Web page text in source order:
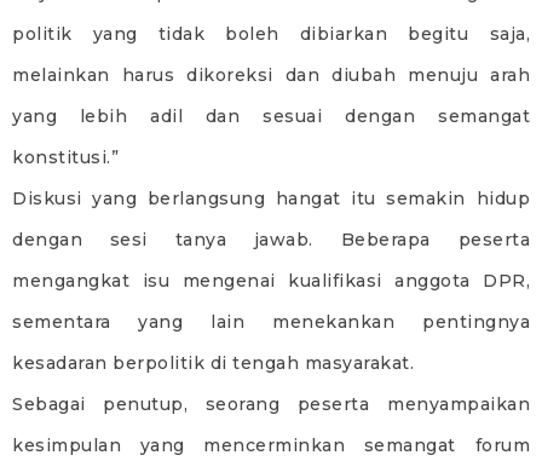
politik yang tidak boleh dibiarkan begitu saja,
melainkan harus dikoreksi dan diubah menuju arah
yang lebih adil dan sesuai dengan semangat
konstitusi.”
Diskusi yang berlangsung hangat itu semakin hidup
dengan sesi tanya jawab. Beberapa peserta
mengangkat isu mengenai kualifikasi anggota DPR,
sementara yang lain menekankan pentingnya
kesadaran berpolitik di tengah masyarakat.
Sebagai penutup, seorang peserta menyampaikan
kesimpulan yang mencerminkan semangat forum